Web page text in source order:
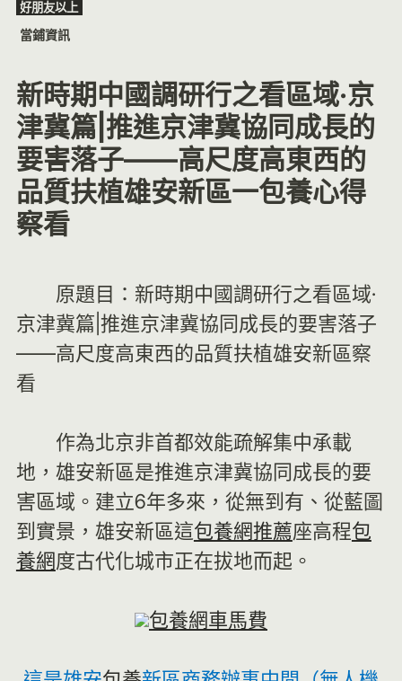
Skip好朋友以上
當鋪資訊
新時期中國調研行之看區域·京
津冀篇|推進京津冀協同成長的
要害落子——高尺度高東西的
品質扶植雄安新區一包養心得
察看
原題目：新時期中國調研行之看區域·
京津冀篇|推進京津冀協同成長的要害落子
——高尺度高東西的品質扶植雄安新區察
看
作為北京非首都效能疏解集中承載
地，雄安新區是推進京津冀協同成長的要
害區域。建立6年多來，從無到有、從藍圖
到實景，雄安新區這包養網推薦座高程包
養網度古代化城市正在拔地而起。
包養網車馬費